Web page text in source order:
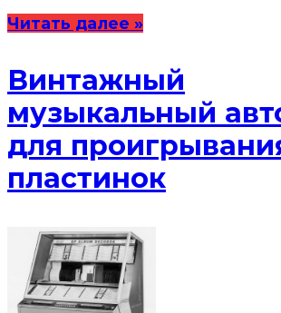
Читать далее »
Винтажный
музыкальный
для
пластинок